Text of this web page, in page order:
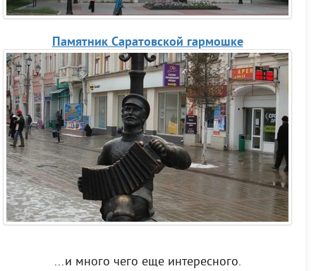
Памятник Саратовской гармошке
...и много чего еще интересного.